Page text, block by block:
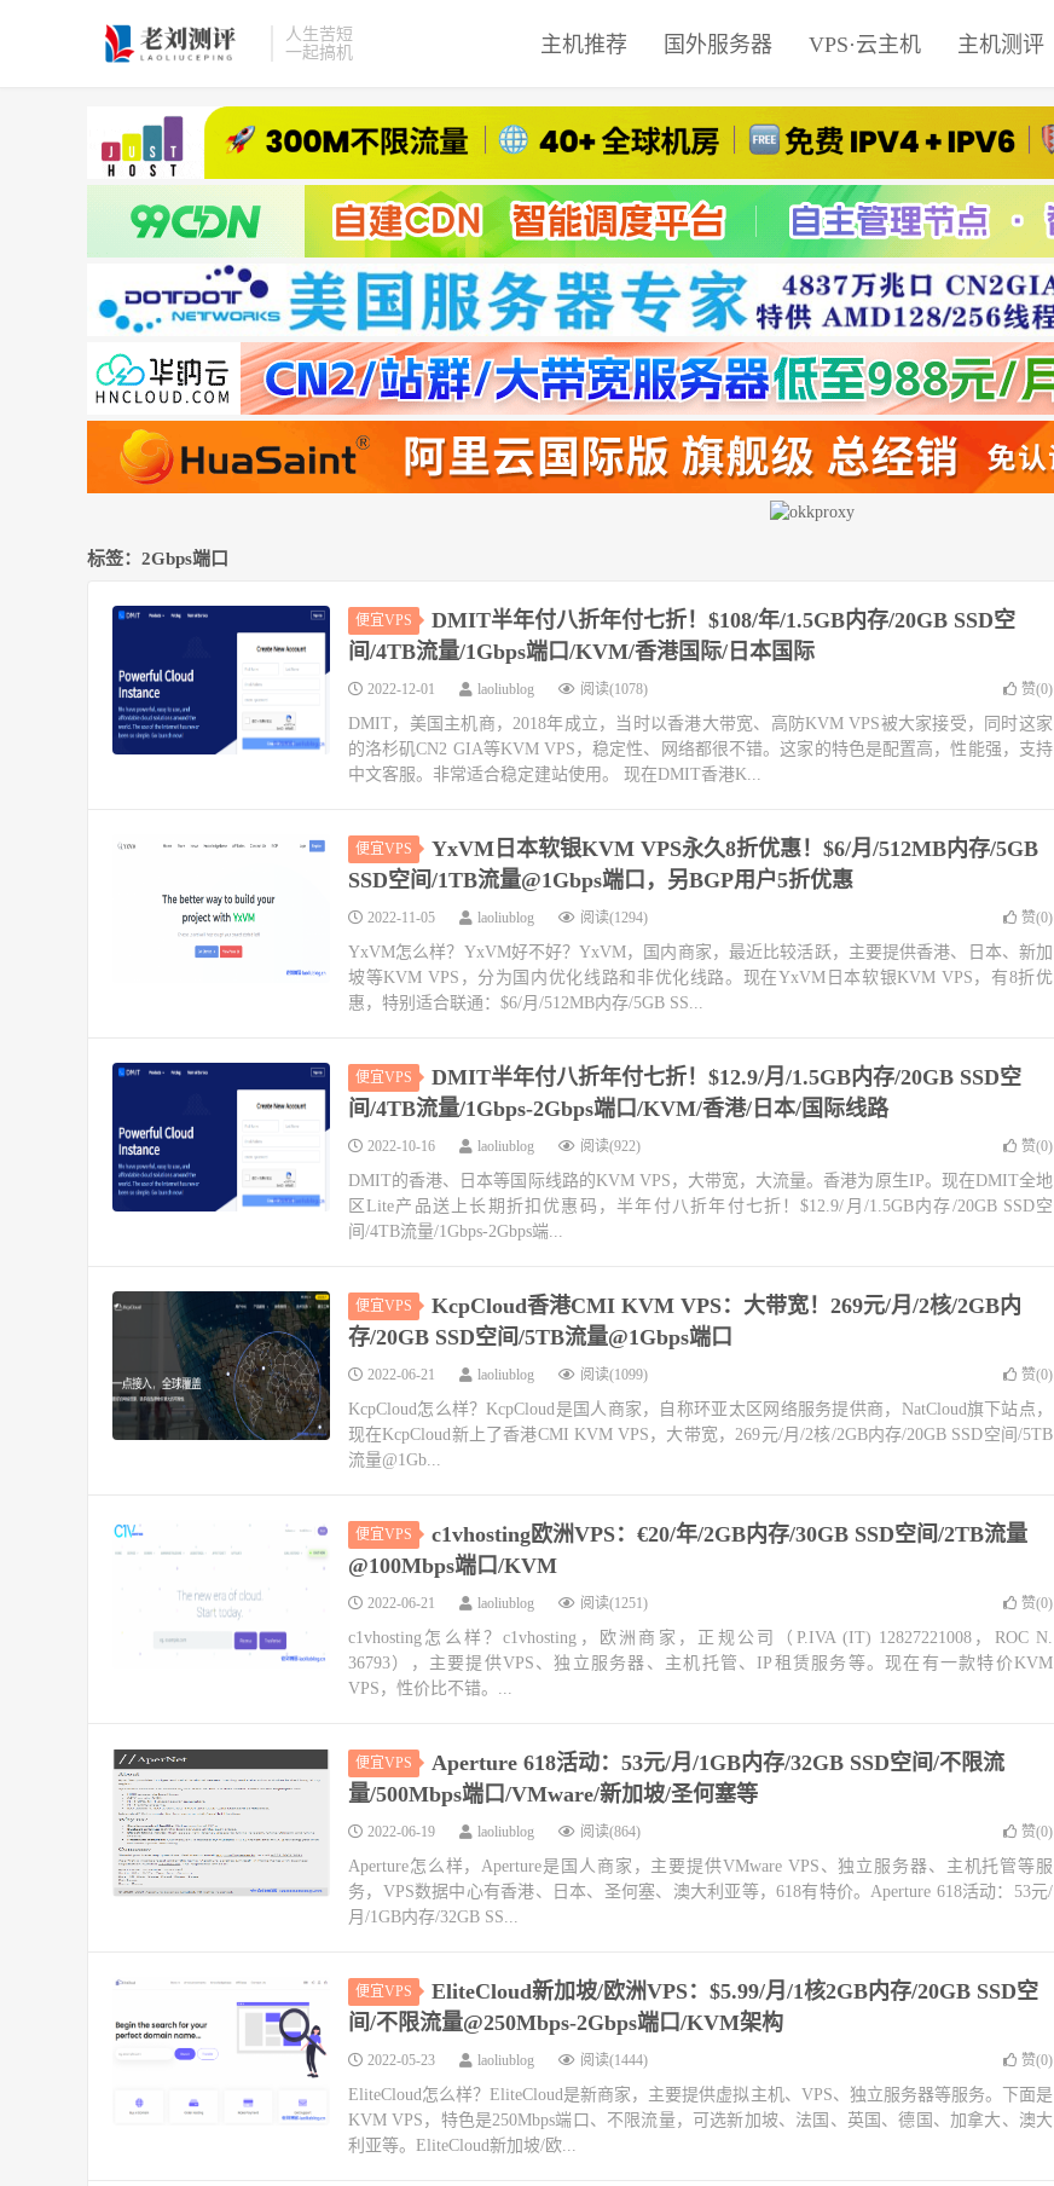
人生苦短
一起搞机
主机推荐 国外服务器 VPS·云主机 主机测评
标签：2Gbps端口
便宜VPS
DMIT半年付八折年付七折！$108/年/1.5GB内存/20GB SSD空
间/4TB流量/1Gbps端口/KVM/香港国际/日本国际
2022-12-01 laoliublog 阅读(1078) 赞(0)
DMIT，美国主机商，2018年成立，当时以香港大带宽、高防KVM VPS被大家接受，同时这家
的洛杉矶CN2 GIA等KVM VPS，稳定性、网络都很不错。这家的特色是配置高，性能强，支持
中文客服。非常适合稳定建站使用。 现在DMIT香港K...
便宜VPS
YxVM日本软银KVM VPS永久8折优惠！$6/月/512MB内存/5GB
SSD空间/1TB流量@1Gbps端口，另BGP用户5折优惠
2022-11-05 laoliublog 阅读(1294) 赞(0)
YxVM怎么样？YxVM好不好？YxVM，国内商家，最近比较活跃，主要提供香港、日本、新加
坡等KVM VPS，分为国内优化线路和非优化线路。现在YxVM日本软银KVM VPS，有8折优
惠，特别适合联通：$6/月/512MB内存/5GB SS...
便宜VPS
DMIT半年付八折年付七折！$12.9/月/1.5GB内存/20GB SSD空
间/4TB流量/1Gbps-2Gbps端口/KVM/香港/日本/国际线路
2022-10-16 laoliublog 阅读(922) 赞(0)
DMIT的香港、日本等国际线路的KVM VPS，大带宽，大流量。香港为原生IP。现在DMIT全地
区Lite产品送上长期折扣优惠码，半年付八折年付七折！$12.9/月/1.5GB内存/20GB SSD空
间/4TB流量/1Gbps-2Gbps端...
便宜VPS
KcpCloud香港CMI KVM VPS：大带宽！269元/月/2核/2GB内
存/20GB SSD空间/5TB流量@1Gbps端口
2022-06-21 laoliublog 阅读(1099) 赞(0)
KcpCloud怎么样？KcpCloud是国人商家，自称环亚太区网络服务提供商，NatCloud旗下站点，
现在KcpCloud新上了香港CMI KVM VPS，大带宽，269元/月/2核/2GB内存/20GB SSD空间/5TB
流量@1Gb...
便宜VPS
c1vhosting欧洲VPS：€20/年/2GB内存/30GB SSD空间/2TB流量
@100Mbps端口/KVM
2022-06-21 laoliublog 阅读(1251) 赞(0)
c1vhosting怎么样？c1vhosting，欧洲商家，正规公司（P.IVA (IT) 12827221008，ROC N.
36793），主要提供VPS、独立服务器、主机托管、IP租赁服务等。现在有一款特价KVM
VPS，性价比不错。...
便宜VPS
Aperture 618活动：53元/月/1GB内存/32GB SSD空间/不限流
量/500Mbps端口/VMware/新加坡/圣何塞等
2022-06-19 laoliublog 阅读(864) 赞(0)
Aperture怎么样，Aperture是国人商家，主要提供VMware VPS、独立服务器、主机托管等服
务，VPS数据中心有香港、日本、圣何塞、澳大利亚等，618有特价。Aperture 618活动：53元/
月/1GB内存/32GB SS...
便宜VPS
EliteCloud新加坡/欧洲VPS：$5.99/月/1核2GB内存/20GB SSD空
间/不限流量@250Mbps-2Gbps端口/KVM架构
2022-05-23 laoliublog 阅读(1444) 赞(0)
EliteCloud怎么样？EliteCloud是新商家，主要提供虚拟主机、VPS、独立服务器等服务。下面是
KVM VPS，特色是250Mbps端口、不限流量，可选新加坡、法国、英国、德国、加拿大、澳大
利亚等。EliteCloud新加坡/欧...